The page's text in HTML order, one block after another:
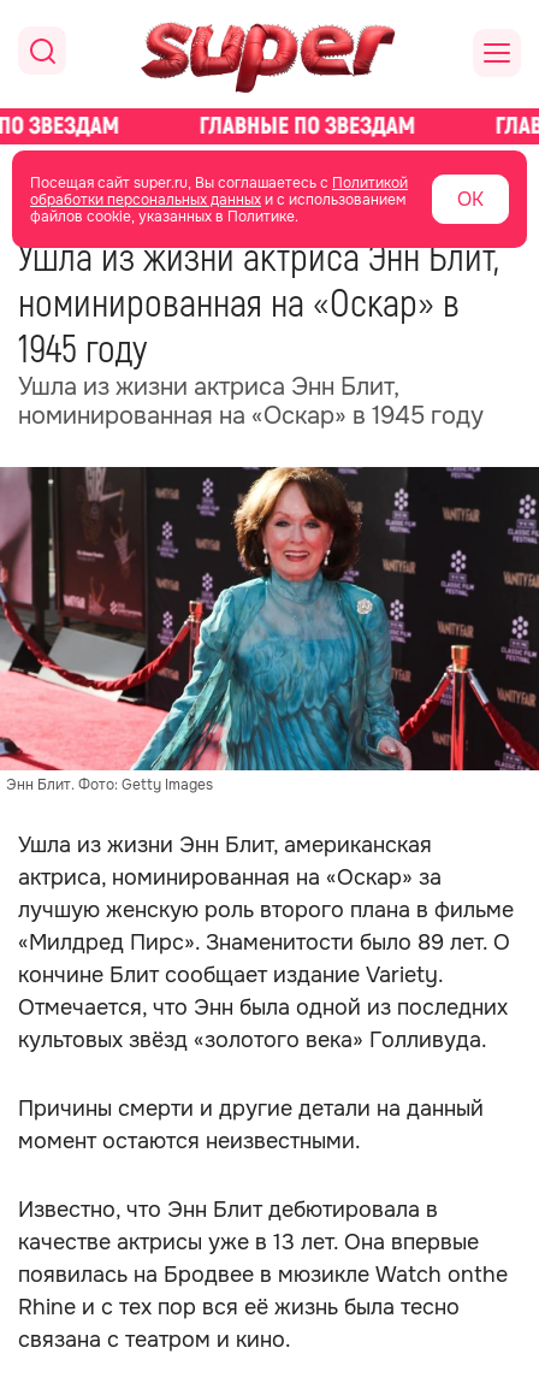
Посещая сайт super.ru, Вы соглашаетесь с Политикой
обработки персональных данныхи с использованием
файлов cookie, указанных в Политике.
ОК
главная общество
26 июня 12:18
Ушла из жизни актриса Энн Блит,
номинированная на «Оскар» в
1945 году
Ушла из жизни актриса Энн Блит,
номинированная на «Оскар» в 1945 году
Энн Блит. Фото: Getty Images
Ушла из жизни Энн Блит, американская
актриса, номинированная на «Оскар» за
лучшую женскую роль второго плана в фильме
«Милдред Пирс». Знаменитости было 89 лет. О
кончине Блит сообщает издание Variety.
Отмечается, что Энн была одной из последних
культовых звёзд «золотого века» Голливуда.
Причины смерти и другие детали на данный
момент остаются неизвестными.
Известно, что Энн Блит дебютировала в
качестве актрисы уже в 13 лет. Она впервые
появилась на Бродвее в мюзикле Watch onthe
Rhine и с тех пор вся её жизнь была тесно
связана с театром и кино.